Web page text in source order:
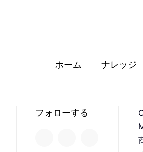
ホーム ナレッジ
フォローする